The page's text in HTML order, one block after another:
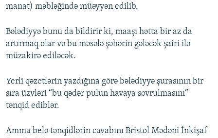
manat) məbləğində müəyyən edilib.
Bələdiyyə bunu da bildirir ki, maaşı hətta bir az da
artırmaq olar və bu məsələ şəhərin gələcək şairi ilə
müzakirə ediləcək.
Yerli qəzetlərin yazdığına görə bələdiyyə şurasının bir
sıra üzvləri “bu qədər pulun havaya sovrulmasını”
tənqid ediblər.
Amma belə tənqidlərin cavabını Bristol Mədəni İnkişaf